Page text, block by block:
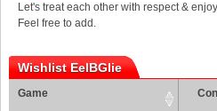
Let's treat each other with respect &
Feel free to add.
Wishlist EelBGlie
Game